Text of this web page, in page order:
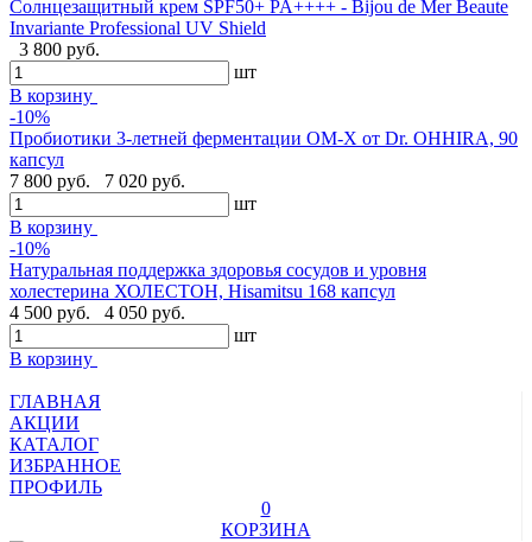
Cолнцезащитный крем SPF50+ PA++++ - Bijou de Mer Beaute
Invariante Professional UV Shield
3 800 руб.
шт
В корзину
-10%
Пробиотики 3-летней ферментации OM-X от Dr. OHHIRA, 90
капсул
7 800 руб.
7 020 руб.
шт
В корзину
-10%
Натуральная поддержка здоровья сосудов и уровня
холестерина ХОЛЕСТОН, Hisamitsu 168 капсул
4 500 руб.
4 050 руб.
шт
В корзину
ГЛАВНАЯ
АКЦИИ
КАТАЛОГ
ИЗБРАННОЕ
ПРОФИЛЬ
0
КОРЗИНА